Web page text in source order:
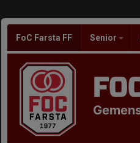
FoC Farsta FF Senior